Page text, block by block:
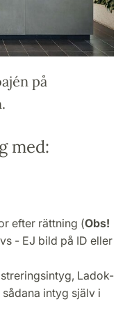
på
med:
efter rättning (Obs!
- EJ bild på ID eller
Ladok-
intyg själv i